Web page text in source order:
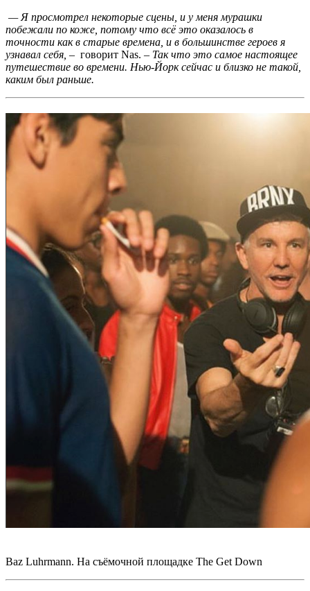
— Я просмотрел некоторые сцены, и у меня мурашки
побежали по коже, потому что всё это оказалось в
точности как в старые времена, и в большинстве героев я
узнавал себя, – говорит Nas. – Так что это самое настоящее
путешествие во времени. Нью-Йорк сейчас и близко не такой,
каким был раньше.
Baz Luhrmann. На съёмочной площадке The Get Down